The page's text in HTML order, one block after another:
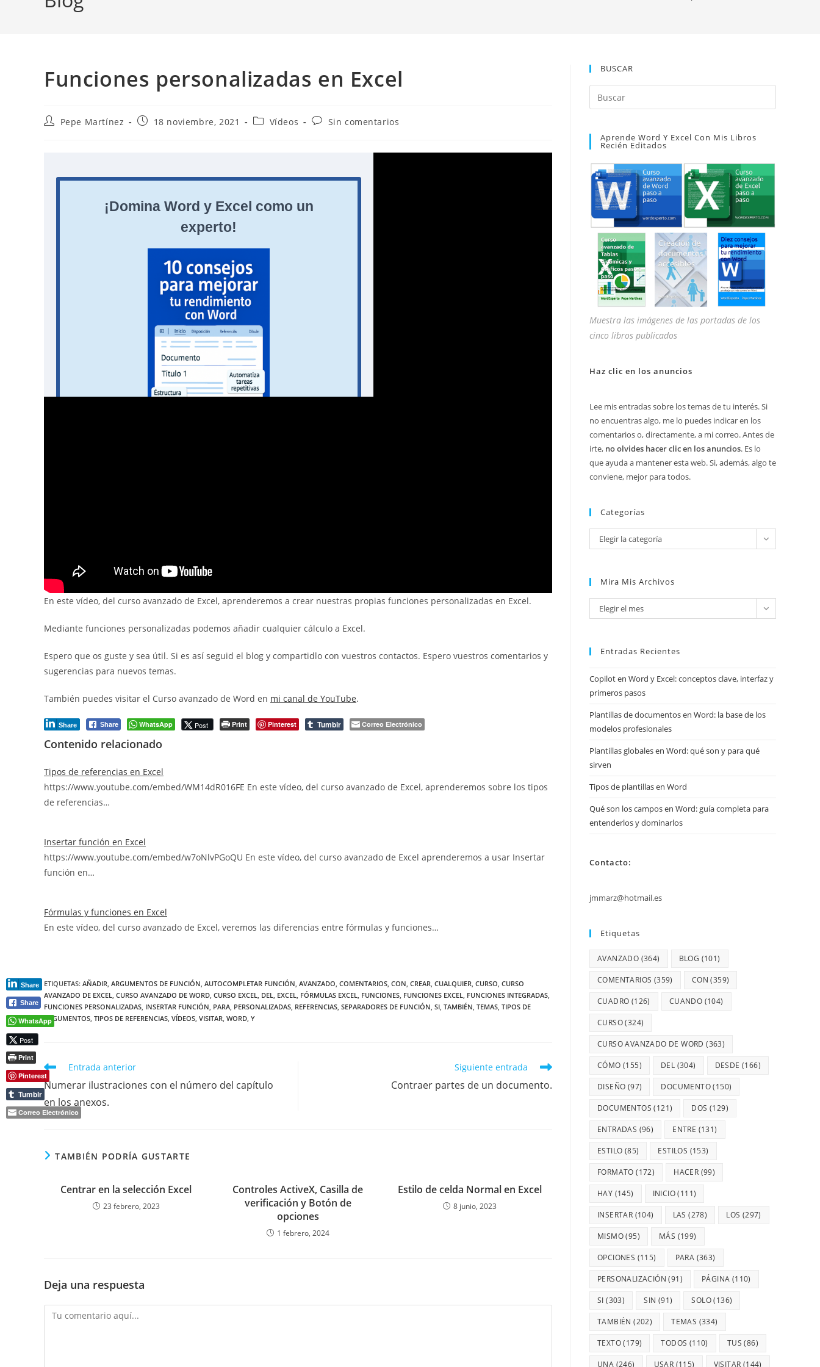
Funciones personalizadas en Excel
AutorPepe Martínez
Publicación
18 noviembre, 2021
Categoría
Vídeos
Comentarios
Sin comentarios
¡Suscríbete a nuestra newsletter para más consejos de Word!
En este vídeo, del curso avanzado de Excel, aprenderemos a crear nuestras propias funciones personalizadas en Excel.
Mediante funciones personalizadas podemos añadir cualquier cálculo a Excel.
Espero que os guste y sea útil. Si es así seguid el blog y compartidlo con vuestros contactos. Espero vuestros comentarios y
sugerencias para nuevos temas.
También puedes visitar el Curso avanzado de Word en mi canal de YouTube.
Share Share WhatsApp Post Print Pinterest Tumblr Correo Electrónico
Contenido relacionado
Tipos de referencias en Excel
https://www.youtube.com/embed/WM14dR016FE En este vídeo, del curso avanzado de Excel, aprenderemos sobre los tipos
de referencias…
Insertar función en Excel
https://www.youtube.com/embed/w7oNlvPGoQU En este vídeo, del curso avanzado de Excel aprenderemos a usar Insertar
función en…
Fórmulas y funciones en Excel
En este vídeo, del curso avanzado de Excel, veremos las diferencias entre fórmulas y funciones…
ETIQUETAS: AÑADIR ARGUMENTOS DE FUNCIÓN AUTOCOMPLETAR FUNCIÓN AVANZADO COMENTARIOS CON CREAR CUALQUIER CURSO CURSO
AVANZADO DE EXCEL CURSO AVANZADO DE WORD CURSO EXCEL DEL EXCEL FÓRMULAS EXCEL FUNCIONES FUNCIONES EXCEL FUNCIONES INTEGRADAS
FUNCIONES PERSONALIZADAS INSERTAR FUNCIÓN PARA PERSONALIZADAS REFERENCIAS SEPARADORES DE FUNCIÓN SI TAMBIÉN TEMAS TIPOS DE
ARGUMENTOS TIPOS DE REFERENCIAS VÍDEOS VISITAR WORD Y
Leer
más
artículos
Entrada anterior
Numerar ilustraciones con el número del capítulo
en los anexos.
Siguiente entrada
Contraer partes de un documento.
TAMBIÉN PODRÍA GUSTARTE
Centrar en la selección Excel
23 febrero, 2023
Controles ActiveX, Casilla de
verificación y Botón de
opciones
1 febrero, 2024
Estilo de celda Normal en Excel
8 junio, 2023
Deja una respuesta
Comentario
BUSCAR
Escape
Aprende Word Y Excel Con Mis Libros
Recién Editados
Muestra las imágenes de las portadas de los
cinco libros publicados
Haz clic en los anuncios
Lee mis entradas sobre los temas de tu interés. Si
no encuentras algo, me lo puedes indicar en los
comentarios o, directamente, a mi correo. Antes de
irte, no olvides hacer clic en los anuncios. Es lo
que ayuda a mantener esta web. Si, además, algo te
conviene, mejor para todos.
Categorías
Categorías
Elegir la categoría
Mira Mis Archivos
Mira
mis
Elegir el mes
Entradas Recientes
Copilot en Word y Excel: conceptos clave, interfaz y
primeros pasos
Plantillas de documentos en Word: la base de los
modelos profesionales
Plantillas globales en Word: qué son y para qué
sirven
Tipos de plantillas en Word
Qué son los campos en Word: guía completa para
entenderlos y dominarlos
Contacto:
jmmarz@hotmail.es
Etiquetas
AVANZADO (364) BLOG (101)
COMENTARIOS (359) CON (359)
CUADRO (126) CUANDO (104)
CURSO(324)
CURSO AVANZADO DE WORD (363)
CÓMO (155) DEL (304) DESDE (166)
DISEÑO (97) DOCUMENTO(150)
DOCUMENTOS (121) DOS (129)
ENTRADAS (96) ENTRE (131)
ESTILO (85) ESTILOS (153)
FORMATO (172) HACER (99)
HAY (145) INICIO(111)
INSERTAR (104) LAS (278) LOS (297)
MISMO(95) MÁS (199)
OPCIONES (115) PARA (363)
PERSONALIZACIÓN (91) PÁGINA (110)
SI (303) SIN (91) SOLO(136)
TAMBIÉN (202) TEMAS (334)
TEXTO(179) TODOS (110) TUS (86)
UNA (246) USAR (115) VISITAR (144)
Share
Share
WhatsApp
Post
Print
Pinterest
Tumblr
Correo Electrónico